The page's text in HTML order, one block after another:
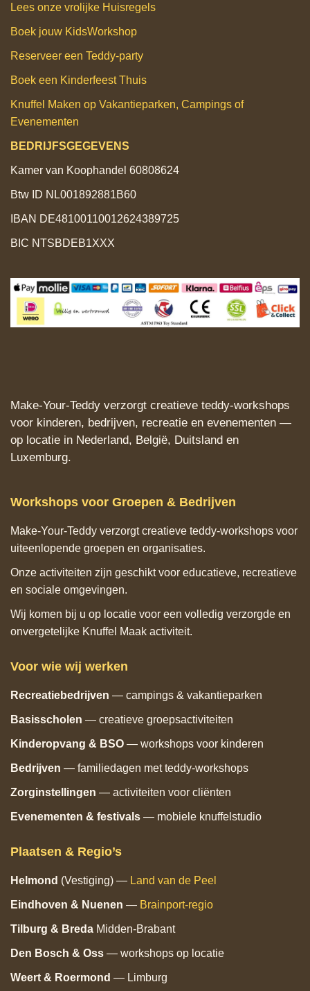
Lees onze vrolijke Huisregels
Boek jouw KidsWorkshop
Reserveer een Teddy‑party
Boek een Kinderfeest Thuis
Knuffel Maken op Vakantieparken, Campings of
Evenementen
BEDRIJFSGEGEVENS
Kamer van Koophandel 60808624
Btw ID NL001892881B60
IBAN DE48100110012624389725
BIC NTSBDEB1XXX
Make‑Your‑Teddy verzorgt creatieve teddy‑workshops
voor kinderen, bedrijven, recreatie en evenementen —
op locatie in Nederland, België, Duitsland en
Luxemburg.
Workshops voor Groepen & Bedrijven
Make‑Your‑Teddy verzorgt creatieve teddy‑workshops voor
uiteenlopende groepen en organisaties.
Onze activiteiten zijn geschikt voor educatieve, recreatieve
en sociale omgevingen.
Wij komen bij u op locatie voor een volledig verzorgde en
onvergetelijke Knuffel Maak activiteit.
Voor wie wij werken
Recreatiebedrijven — campings & vakantieparken
Basisscholen — creatieve groepsactiviteiten
Kinderopvang & BSO — workshops voor kinderen
Bedrijven — familiedagen met teddy‑workshops
Zorginstellingen — activiteiten voor cliënten
Evenementen & festivals — mobiele knuffelstudio
Plaatsen & Regio’s
Helmond (Vestiging) — Land van de Peel
Eindhoven & Nuenen — Brainport‑regio
Tilburg & Breda Midden‑Brabant
Den Bosch & Oss — workshops op locatie
Weert & Roermond — Limburg